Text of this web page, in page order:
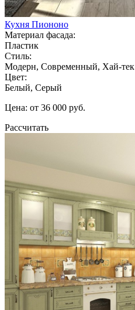
Кухня Пиононо
Материал фасада:
Пластик
Стиль:
Модерн, Современный, Хай-тек
Цвет:
Белый, Серый
Цена: от 36 000 руб.
Рассчитать